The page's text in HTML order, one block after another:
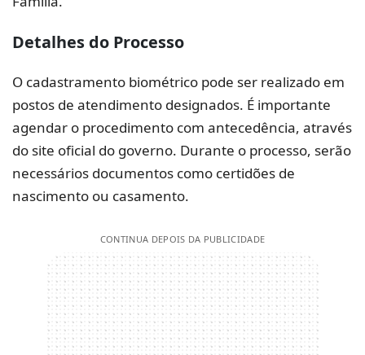
Detalhes do Processo
O cadastramento biométrico pode ser realizado em
postos de atendimento designados. É importante
agendar o procedimento com antecedência, através
do site oficial do governo. Durante o processo, serão
necessários documentos como certidões de
nascimento ou casamento.
CONTINUA DEPOIS DA PUBLICIDADE